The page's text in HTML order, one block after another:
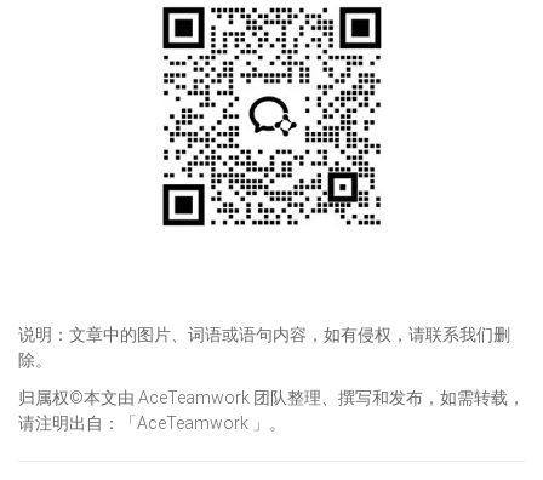
说明：文章中的图片、词语或语句内容，如有侵权，请联系我们删
除。
归属权©本文由 AceTeamwork 团队整理、撰写和发布，如需转载，
请注明出自：「AceTeamwork 」。